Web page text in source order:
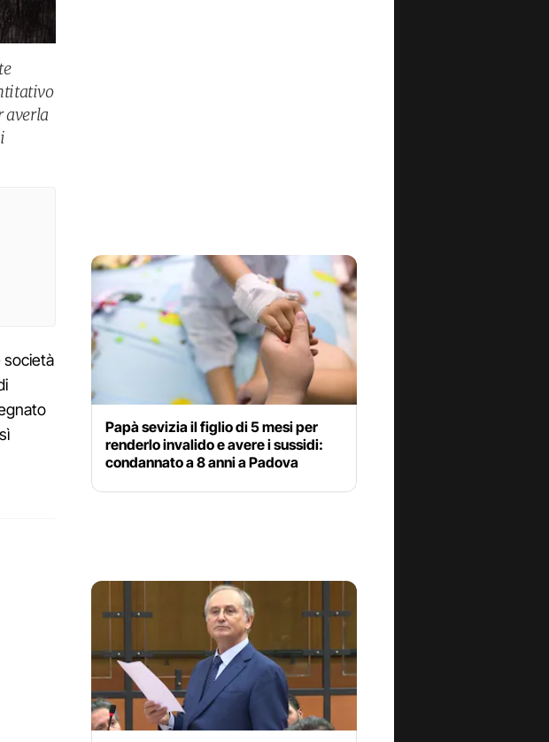
averla
società
Papà sevizia il figlio di 5 mesi per
renderlo invalido e avere i sussidi:
condannato a 8 anni a Padova